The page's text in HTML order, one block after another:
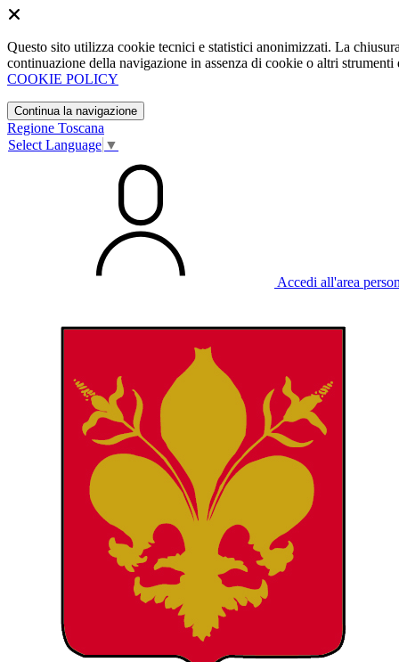
Questo sito utilizza cookie tecnici e statistici anonimizzati. La
continuazione della navigazione in assenza di cookie o altri
COOKIE POLICY
Continua la navigazione
Regione Toscana
Select Language ▼
Accedi all'area